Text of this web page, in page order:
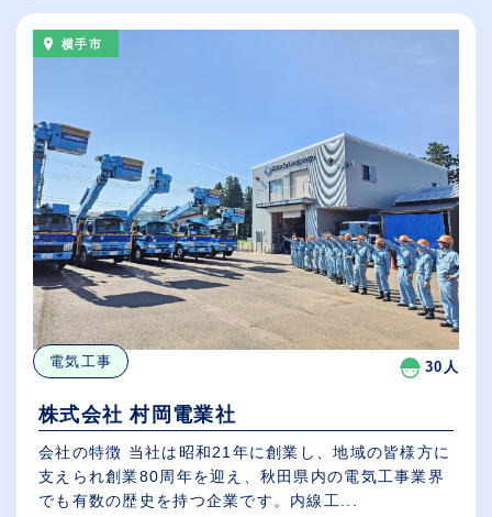
横手市
電気工事 30人
株式会社 村岡電業社
会社の特徴 当社は昭和21年に創業し、地域の皆様方に
支えられ創業80周年を迎え、秋田県内の電気工事業界
でも有数の歴史を持つ企業です。内線工...